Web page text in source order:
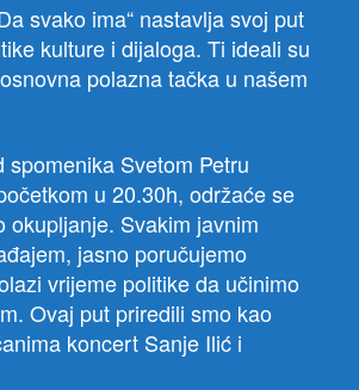
svako ima“ nastavlja svoj put
kulture i dijaloga. Ti ideali su
polazna tačka u našem
spomenika Svetom Petru
u 20.30h, održaće se
okupljanje. Svakim javnim
jasno poručujemo
vrijeme politike da učinimo
Ovaj put priredili smo kao
koncert Sanje Ilić i